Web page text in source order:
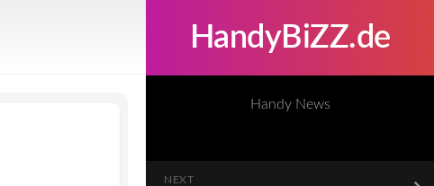
HandyBiZZ.de
Handy News
NEXT